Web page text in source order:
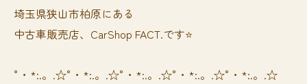
埼玉県狭山市柏原にある
中古車販売店、CarShop FACT.です⭐️
°・*:.。.☆°・*:.。.☆°・*:.。.☆°・*:.。.☆°・*:.。.☆